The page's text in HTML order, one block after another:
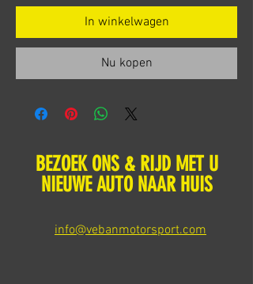
In winkelwagen
Nu kopen
BEZOEK ONS & RIJD MET U
NIEUWE AUTO NAAR HUIS
info@vebanmotorsport.com